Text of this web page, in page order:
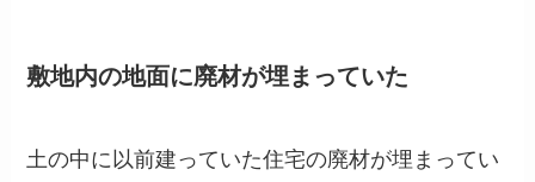
敷地内の地面に廃材が埋まっていた
土の中に以前建っていた住宅の廃材が埋まってい